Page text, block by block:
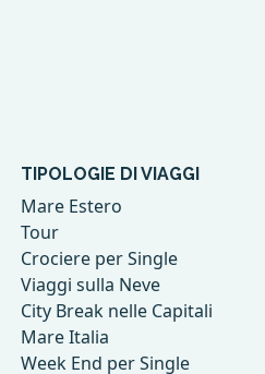
TIPOLOGIE DI VIAGGI
Mare Estero
Tour
Crociere per Single
Viaggi sulla Neve
City Break nelle Capitali
Mare Italia
Week End per Single